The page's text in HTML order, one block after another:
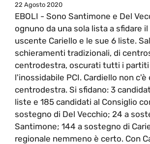
22 Agosto 2020
EBOLI - Sono Santimone e Del
ognuno da una sola lista a sfidare il
uscente Cariello e le sue 6 liste.
schieramenti tradizionali, di
centrodestra, oscurati tutti i
l'inossidabile PCI. Cardiello non c'è
centrodestra. Si sfidano: 3
liste e 185 candidati al Consiglio
sostegno di Del Vecchio; 24 a
Santimone; 144 a sostegno di
regionale nemmeno è certo. Con